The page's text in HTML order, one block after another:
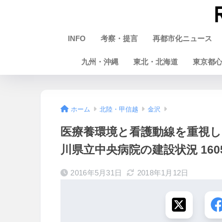
INFO 考察・提言 再都市化ニュース
九州・沖縄 東北・北海道 東京都心
ホーム 北陸・甲信越 金沢
医療養環境と看護動線を重視
川県立中央病院の建設状況
2016年5月31日 2018年1月12日